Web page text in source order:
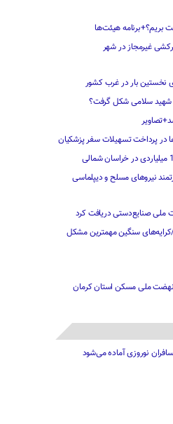
بریم؟+برنامه هیئت‌ها
غیرمجاز در شهر
نخستین بار در غرب کشور
شهید سلامی شکل گرفت؟
در پرداخت تسهیلات سفر پزشکیان
نیروهای مسلح و دیپلماسی
ملی صنایع‌دستی دریافت کرد
کرایه‌های سنگین مهمترین مشکل
نهضت ملی مسکن استان کرمان
نوروزی آماده می‌شود